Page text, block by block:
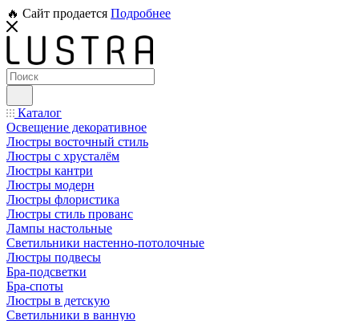
🔥 Сайт продается Подробнее
Каталог
Освещение декоративное
Люстры восточный стиль
Люстры с хрусталём
Люстры кантри
Люстры модерн
Люстры флористика
Люстры стиль прованс
Лампы настольные
Светильники настенно-потолочные
Люстры подвесы
Бра-подсветки
Бра-споты
Люстры в детскую
Светильники в ванную